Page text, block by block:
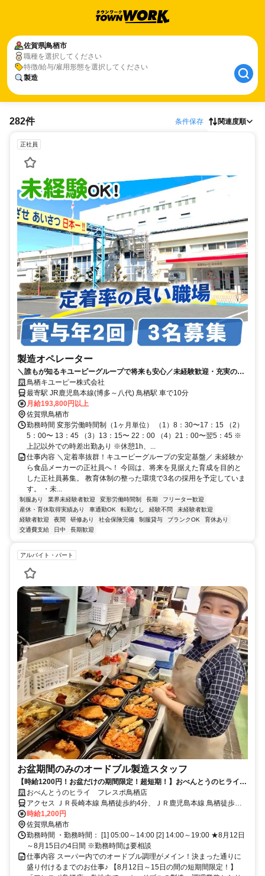
佐賀県鳥栖市
職種を選択してください
特徴/給与/雇用形態を選択してください
製造
282件 条件保存 関連度順
正社員
製造オペレーター
＼誰もが知るキユーピーグループで将来も安心／未経験歓迎・充実の教
育体制・福利厚生・土日祝休み
鳥栖キユーピー株式会社
最寄駅 JR鹿児島本線(博多～八代) 鳥栖駅 車で10分
月給193,800円以上
佐賀県鳥栖市
勤務時間 変形労働時間制（1ヶ月単位） （1）8：30〜17：15 （2）
5：00〜 13：45 （3）13：15〜 22：00 （4）21：00〜翌5：45 ※
上記以外での時差出勤あり ※休憩1h、...
仕事内容 ＼定着率抜群！キユーピーグループの安定基盤／ 未経験か
ら食品メーカーの正社員へ！ 今回は、将来を見据えた育成を目的と
した正社員募集。 教育体制の整った環境で3名の採用を予定していま
す。 ・未...
制服あり 業界未経験者歓迎 変形労働時間制 長期
フリーター歓迎
産休・育休取得実績あり
車通勤OK 転勤なし 経験不問
未経験者歓迎
経験者歓迎
夜間 研修あり 社会保険完備 制服貸与 ブランクOK
育休あり
交通費支給
日中 長期歓迎
アルバイト・パート
お盆期間のみのオードブル製造スタッフ
【時給1200円！お盆だけの期間限定！超短期！】おべんとうのヒライで
オードブルの調理業務を大募集！！
おべんとうのヒライ フレスポ鳥栖店
アクセス ＪＲ長崎本線 鳥栖徒歩約4分、ＪＲ鹿児島本線 鳥栖徒歩約4
分、ＪＲ鹿児島本線 田代徒歩約16分
時給1,200円
佐賀県鳥栖市
勤務時間 ・勤務時間： [1] 05:00～14:00 [2] 14:00～19:00 ★8月12日
～8月15日の4日間 ※勤務時間は要相談
仕事内容 スーパー内でのオードブル調理がメイン！決まった通りに
盛り付けるまでのお仕事♪ 【8月12日～15日の間の短期間限定！】